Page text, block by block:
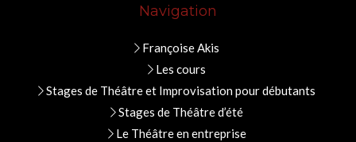
Navigation
Françoise Akis
Les cours
Stages de Théâtre et Improvisation pour débutants
Stages de Théâtre d’été
Le Théâtre en entreprise